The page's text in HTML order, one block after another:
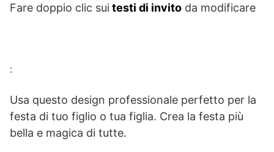
Fare doppio clic sui testi di invito da modificare
:
Usa questo design professionale perfetto per la
festa di tuo figlio o tua figlia. Crea la festa più
bella e magica di tutte.